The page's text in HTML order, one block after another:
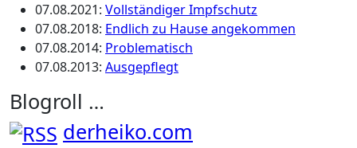
07.08.2021: Vollständiger Impfschutz
07.08.2018: Endlich zu Hause angekommen
07.08.2014: Problematisch
07.08.2013: Ausgepflegt
Blogroll …
derheiko.com